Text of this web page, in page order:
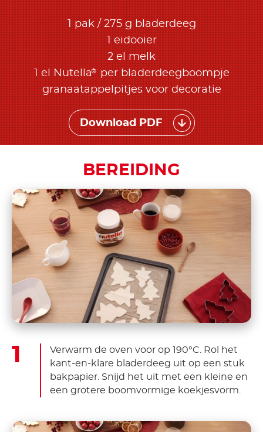
1 pak / 275 g bladerdeeg
1 eidooier
2 el melk
1 el Nutella®per bladerdeegboompje
granaatappelpitjes voor decoratie
Download PDF
BEREIDING
Verwarm de oven voor op 190°C. Rol het
kant-en-klare bladerdeeg uit op een stuk
bakpapier. Snijd het uit met een kleine en
een grotere boomvormige koekjesvorm.